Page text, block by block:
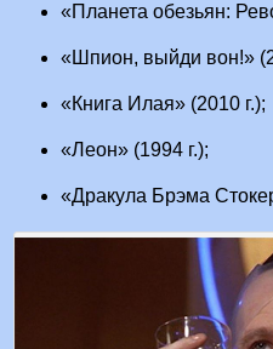
«Планета обезьян:
«Шпион, выйди вон!»
«Книга Илая» (2010 г.);
«Леон» (1994 г.);
«Дракула Брэма